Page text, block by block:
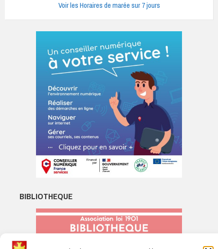
Voir les Horaires de marée sur 7 jours
BIBLIOTHEQUE